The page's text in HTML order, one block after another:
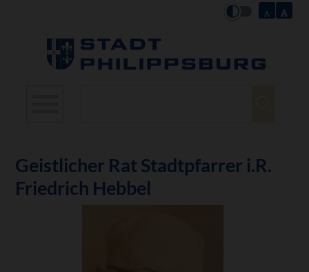
Geistlicher Rat Stadtpfarrer i.R.
Friedrich Hebbel